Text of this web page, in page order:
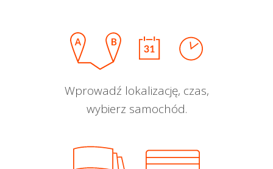
Wprowadź lokalizację, czas,
wybierz samochód.